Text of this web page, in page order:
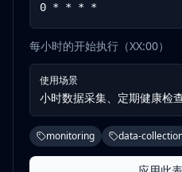
0 * * * *
每小时的开始执行（XX:00）
使用场景
小时数据采集、定期健康检
monitoring data-